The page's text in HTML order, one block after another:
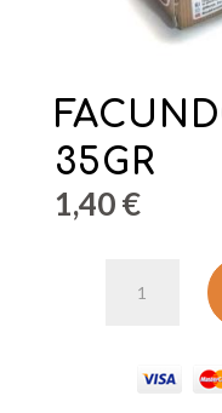
35GR
1,40€
cantidad